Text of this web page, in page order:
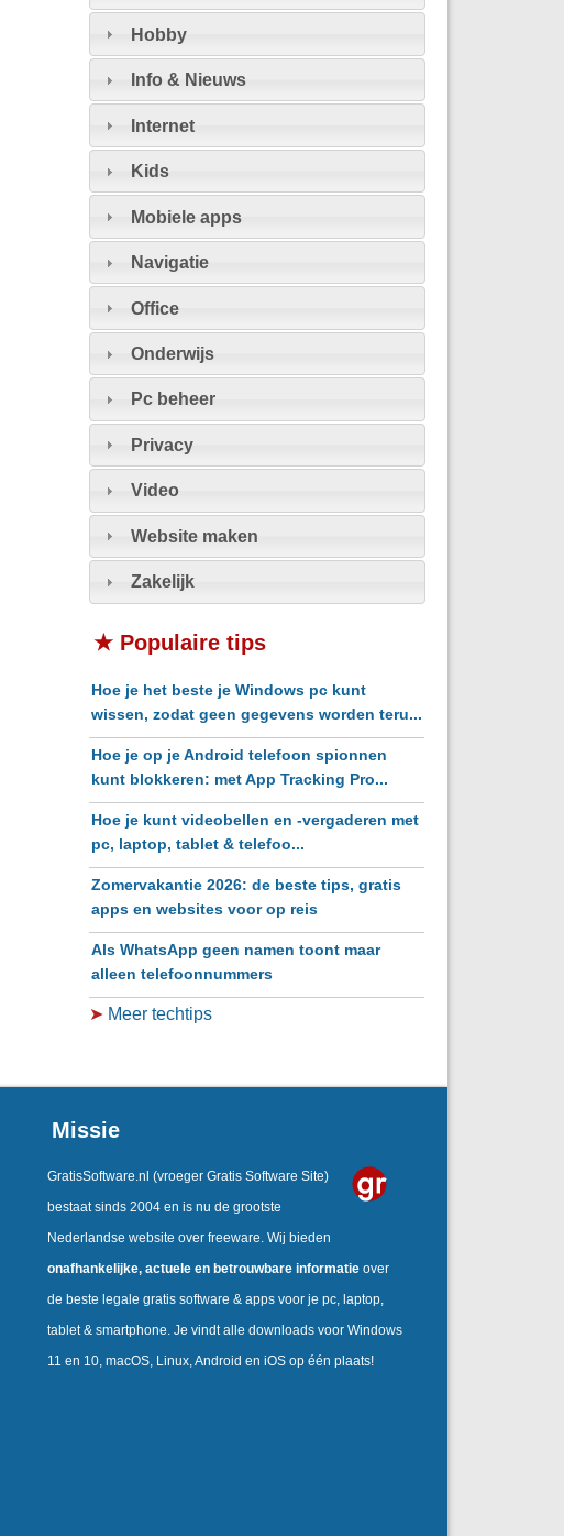
Hobby
Info & Nieuws
Internet
Kids
Mobiele apps
Navigatie
Office
Onderwijs
Pc beheer
Privacy
Video
Website maken
Zakelijk
★ Populaire tips
Hoe je het beste je Windows pc kunt
wissen, zodat geen gegevens worden teru...
Hoe je op je Android telefoon spionnen
kunt blokkeren: met App Tracking Pro...
Hoe je kunt videobellen en -vergaderen met
pc, laptop, tablet & telefoo...
Zomervakantie 2026: de beste tips, gratis
apps en websites voor op reis
Als WhatsApp geen namen toont maar
alleen telefoonnummers
➤ Meer techtips
Missie
GratisSoftware.nl (vroeger Gratis Software Site)
bestaat sinds 2004 en is nu de grootste
Nederlandse website over freeware. Wij bieden
onafhankelijke, actuele en betrouwbare informatie over
de beste legale gratis software & apps voor je pc, laptop,
tablet & smartphone. Je vindt alle downloads voor Windows
11 en 10, macOS, Linux, Android en iOS op één plaats!